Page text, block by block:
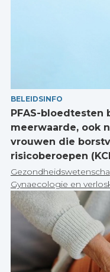
BELEIDSINFO
PFAS-bloedtesten
meerwaarde, ook
vrouwen die
risicoberoepen
Gynaecologie en